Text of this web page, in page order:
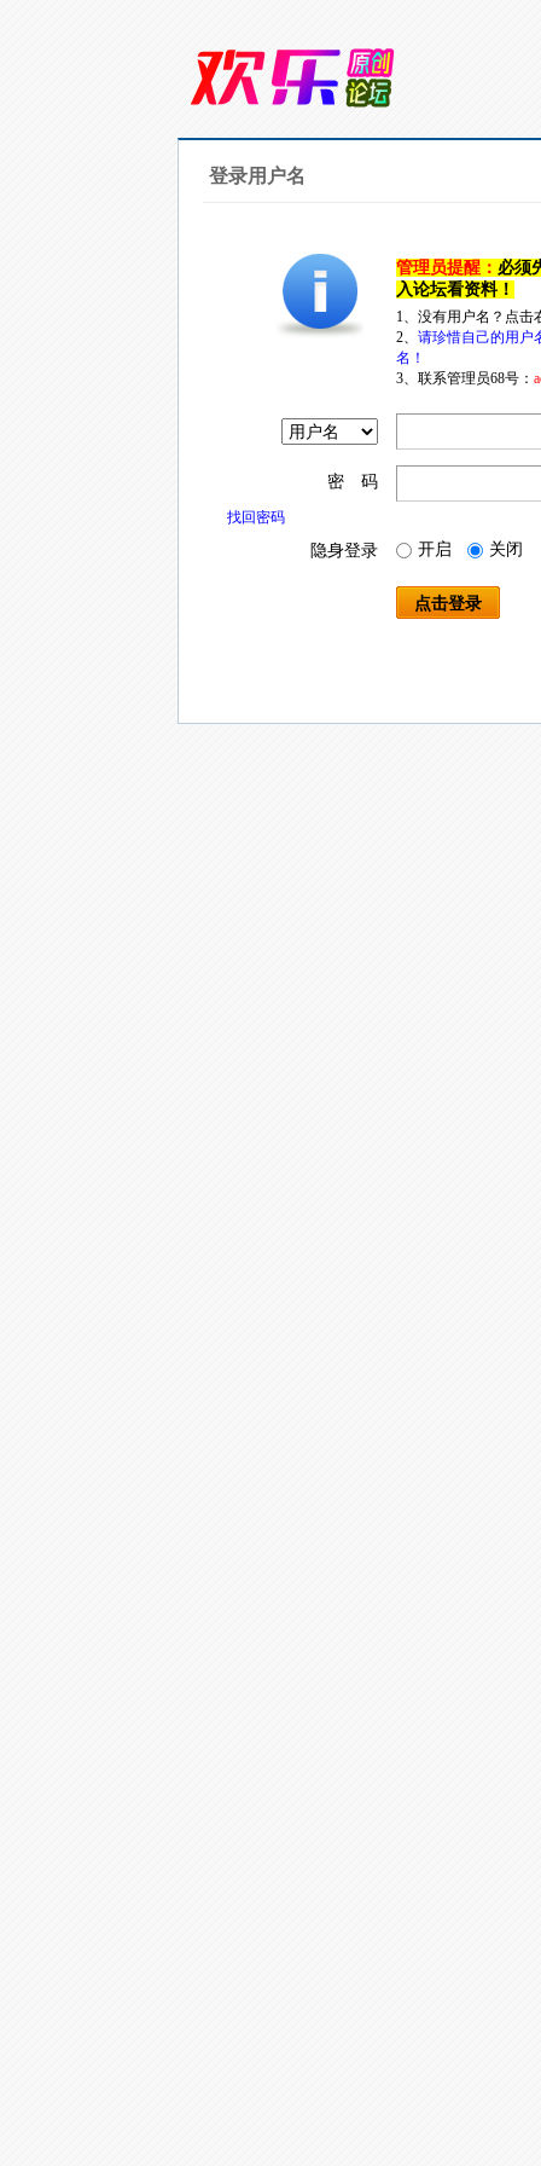
登录用户名
管理员提醒： 必须
入论坛看资料！
1、没有用户名？点
2、 请珍惜自己的用户
名！
3、联系管理员68号：
密 码
找回密码
隐身登录 开启 关闭
点击登录